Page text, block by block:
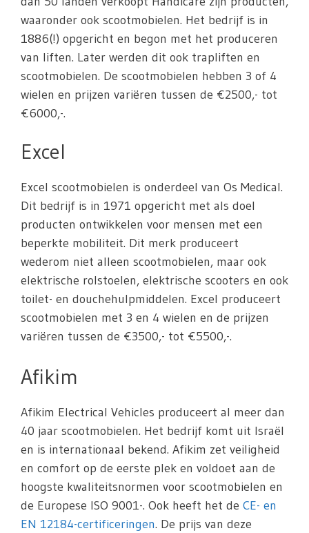
waaronder ook scootmobielen. Het bedrijf is in
1886(!) opgericht en begon met het produceren
van liften. Later werden dit ook trapliften en
scootmobielen. De scootmobielen hebben 3 of 4
wielen en prijzen variëren tussen de €2500,- tot
€6000,-.
Excel
Excel scootmobielen is onderdeel van Os Medical.
Dit bedrijf is in 1971 opgericht met als doel
producten ontwikkelen voor mensen met een
beperkte mobiliteit. Dit merk produceert
wederom niet alleen scootmobielen, maar ook
elektrische rolstoelen, elektrische scooters en ook
toilet- en douchehulpmiddelen. Excel produceert
scootmobielen met 3 en 4 wielen en de prijzen
variëren tussen de €3500,- tot €5500,-.
Afikim
Afikim Electrical Vehicles produceert al meer dan
40 jaar scootmobielen. Het bedrijf komt uit Israël
en is internationaal bekend. Afikim zet veiligheid
en comfort op de eerste plek en voldoet aan de
hoogste kwaliteitsnormen voor scootmobielen en
de Europese ISO 9001-. Ook heeft het de CE- en
EN 12184-certificeringen. De prijs van deze